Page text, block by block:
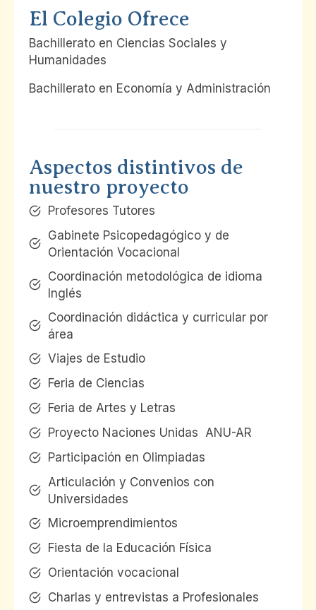
El Colegio Ofrece
Bachillerato en Ciencias Sociales y
Humanidades
Bachillerato en Economía y Administración
Aspectos distintivos de
nuestro proyecto
Profesores Tutores
Gabinete Psicopedagógico y de
Orientación Vocacional
Coordinación metodológica de idioma
Inglés
Coordinación didáctica y curricular por
área
Viajes de Estudio
Feria de Ciencias
Feria de Artes y Letras
Proyecto Naciones Unidas ANU-AR
Participación en Olimpiadas
Articulación y Convenios con
Universidades
Microemprendimientos
Fiesta de la Educación Física
Orientación vocacional
Charlas y entrevistas a Profesionales